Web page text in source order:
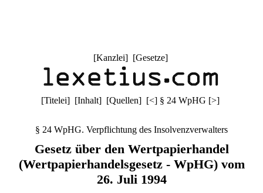
[Kanzlei] [Gesetze]
[Titelei] [Inhalt] [Quellen] [<] § 24 WpHG [>]
§ 24 WpHG. Verpflichtung des Insolvenzverwalters
Gesetz über den Wertpapierhandel
(Wertpapierhandelsgesetz - WpHG) vom
26. Juli 1994